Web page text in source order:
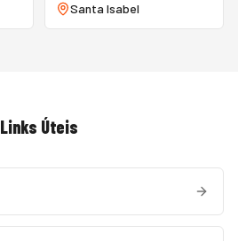
Santa Isabel
Links Úteis